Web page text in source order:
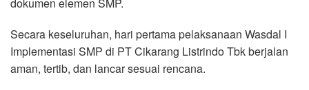
Secara keseluruhan, hari pertama pelaksanaan Wasdal I
Implementasi SMP di PT Cikarang Listrindo Tbk berjalan
aman, tertib, dan lancar sesuai rencana.